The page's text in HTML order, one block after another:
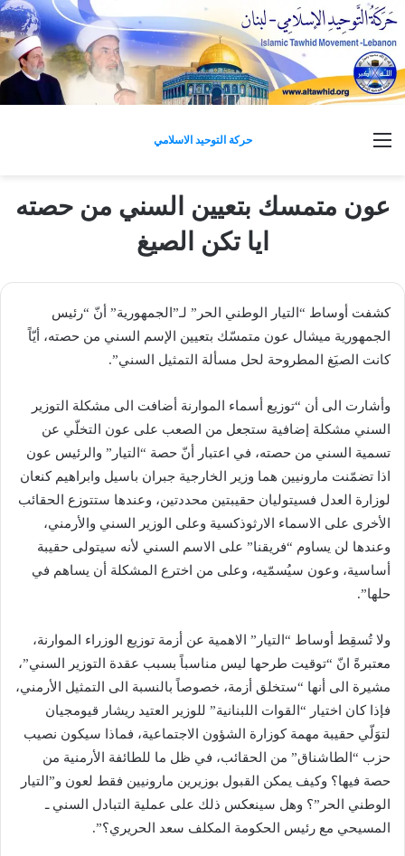
حركة التوحيد الاسلامي
عون متمسك بتعيين السني من حصته
ايا تكن الصيغ
كشفت أوساط “​التيار الوطني الحر​” لـ”الجمهورية” أنّ “رئيس
الجمهورية ​ميشال عون​ متمسّك بتعيين الإسم السني من حصته، أيّاً
كانت الصيَغ المطروحة لحل مسألة التمثيل السني”.
وأشارت الى أن “توزيع أسماء الموارنة أضافت الى مشكلة التوزير
السني مشكلة إضافية ستجعل من الصعب على عون التخلّي عن
تسمية السني من حصته، في اعتبار أنّ حصة “التيار” والرئيس عون
اذا تضمّنت مارونيين هما وزير الخارجية جبران باسيل وابراهيم كنعان
ل​وزارة العدل​ فسيتوليان حقيبتين محددتين، وعندها ستتوزع الحقائب
الأخرى على الاسماء الارثوذكسية وعلى الوزير السني والأرمني،
وعندها لن يساوم “فريقنا” على الاسم السني لأنه سيتولى حقيبة
أساسية، وعون سيُسمّيه، وعلى من اخترع المشكلة أن يساهم في
حلها”.
ولا تُسقِط أوساط “التيار” الاهمية عن أزمة توزيع الوزراء الموارنة،
معتبرةً انّ “توقيت طرحها ليس مناسباً بسبب عقدة التوزير السني”،
مشيرة الى أنها “ستخلق أزمة، خصوصاً بالنسبة الى التمثيل الأرمني،
فإذا كان اختيار “القوات اللبنانية” للوزير العتيد ​ريشار قيومجيان​
لتوَلّي حقيبة مهمة ك​وزارة الشؤون الاجتماعية​، فماذا سيكون نصيب
حزب “الطاشناق” من الحقائب، في ظل ما للطائفة الأرمنية من
حصة فيها؟ وكيف يمكن القبول بوزيرين مارونيين فقط لعون و”التيار
الوطني الحر”؟ وهل سينعكس ذلك على عملية التبادل السني ـ
المسيحي مع رئيس الحكومة المكلف ​سعد الحريري​؟”.